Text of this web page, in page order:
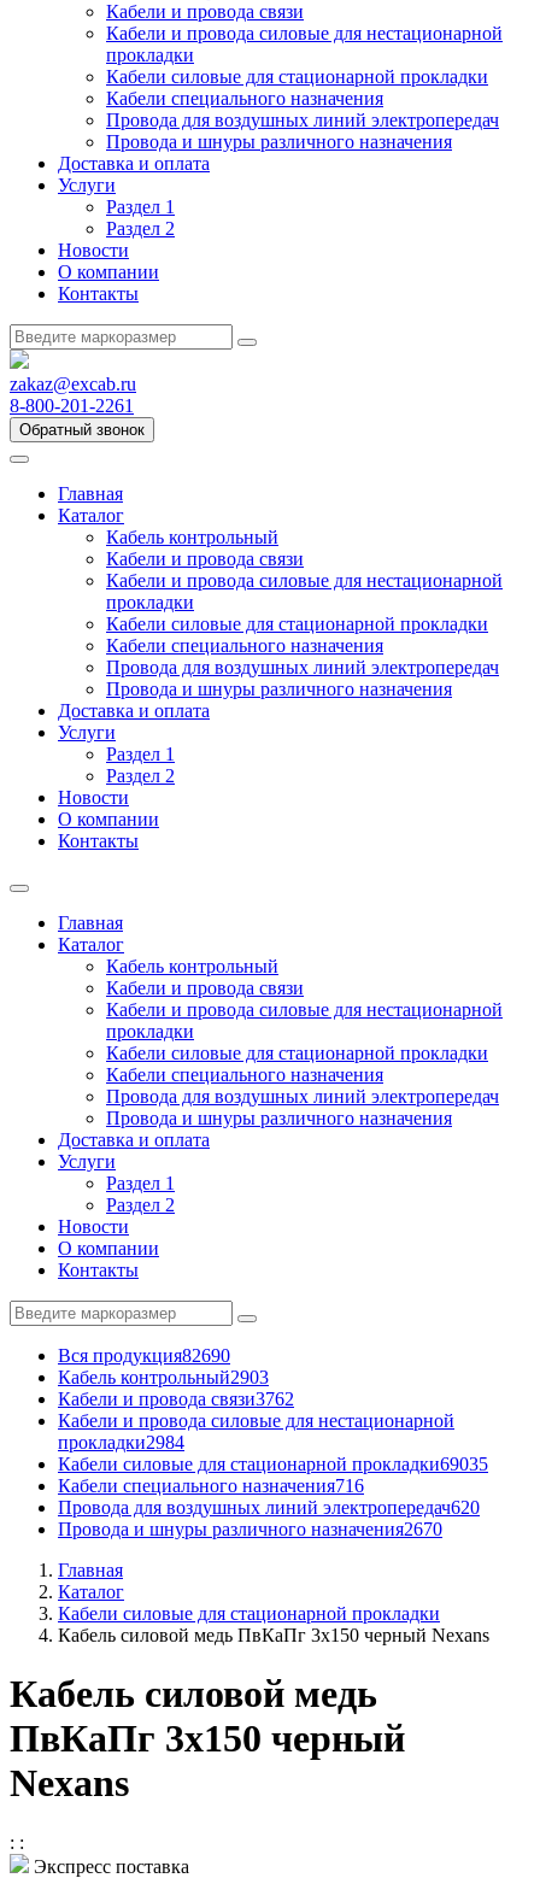
Кабели и провода связи
Кабели и провода силовые для нестационарной
прокладки
Кабели силовые для стационарной прокладки
Кабели специального назначения
Провода для воздушных линий электропередач
Провода и шнуры различного назначения
Доставка и оплата
Услуги
Раздел 1
Раздел 2
Новости
О компании
Контакты
zakaz@excab.ru
8-800-201-2261
Обратный звонок
Главная
Каталог
Кабель контрольный
Кабели и провода связи
Кабели и провода силовые для нестационарной
прокладки
Кабели силовые для стационарной прокладки
Кабели специального назначения
Провода для воздушных линий электропередач
Провода и шнуры различного назначения
Доставка и оплата
Услуги
Раздел 1
Раздел 2
Новости
О компании
Контакты
Главная
Каталог
Кабель контрольный
Кабели и провода связи
Кабели и провода силовые для нестационарной
прокладки
Кабели силовые для стационарной прокладки
Кабели специального назначения
Провода для воздушных линий электропередач
Провода и шнуры различного назначения
Доставка и оплата
Услуги
Раздел 1
Раздел 2
Новости
О компании
Контакты
Вся продукция82690
Кабель контрольный2903
Кабели и провода связи3762
Кабели и провода силовые для нестационарной
прокладки2984
Кабели силовые для стационарной прокладки69035
Кабели специального назначения716
Провода для воздушных линий электропередач620
Провода и шнуры различного назначения2670
Главная
Каталог
Кабели силовые для стационарной прокладки
Кабель силовой медь ПвКаПг 3x150 черный Nexans
Кабель силовой медь
ПвКаПг 3x150 черный
Nexans
: :
Экспресс поставка